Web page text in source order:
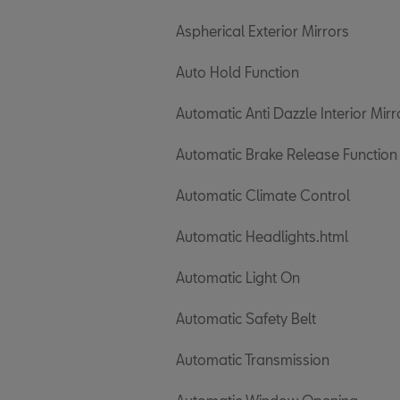
Aspherical Exterior Mirrors
Auto Hold Function
Automatic Anti Dazzle Interior
Automatic Brake Release Function
Automatic Climate Control
Automatic Headlights.html
Automatic Light On
Automatic Safety Belt
Automatic Transmission